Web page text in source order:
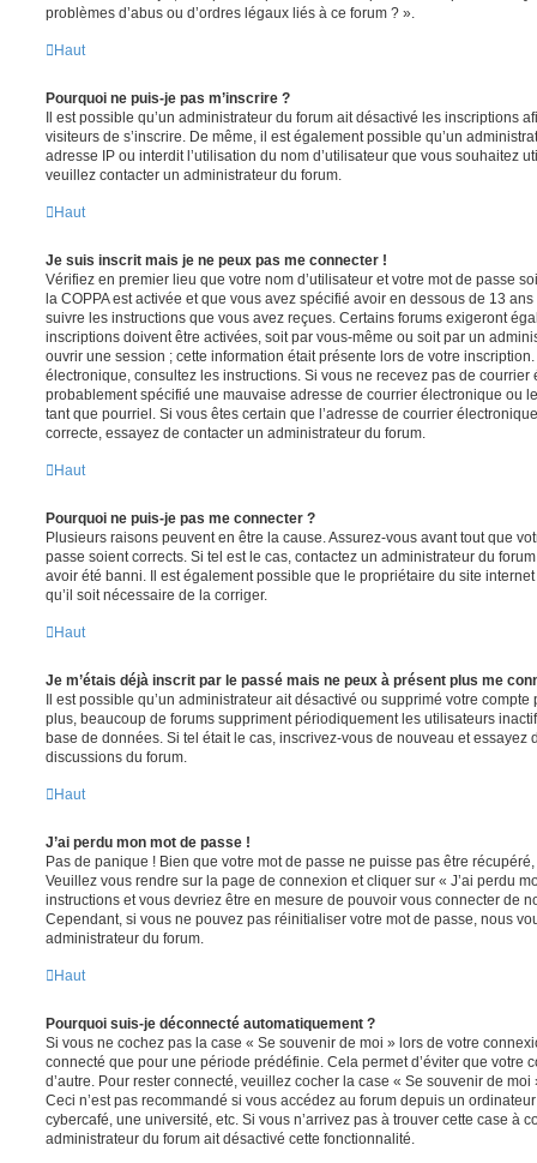
problèmes d’abus ou d’ordres légaux liés à ce forum ? ».
Haut
Pourquoi ne puis-je pas m’inscrire ?
Il est possible qu’un administrateur du forum ait désactivé les inscriptions
visiteurs de s’inscrire. De même, il est également possible qu’un
adresse IP ou interdit l’utilisation du nom d’utilisateur que vous souhaitez
veuillez contacter un administrateur du forum.
Haut
Je suis inscrit mais je ne peux pas me connecter !
Vérifiez en premier lieu que votre nom d’utilisateur et votre mot de passe
la COPPA est activée et que vous avez spécifié avoir en dessous de 13
suivre les instructions que vous avez reçues. Certains forums exigeront
inscriptions doivent être activées, soit par vous-même ou soit par un
ouvrir une session ; cette information était présente lors de votre
électronique, consultez les instructions. Si vous ne recevez pas de courrier
probablement spécifié une mauvaise adresse de courrier électronique ou
tant que pourriel. Si vous êtes certain que l’adresse de courrier
correcte, essayez de contacter un administrateur du forum.
Haut
Pourquoi ne puis-je pas me connecter ?
Plusieurs raisons peuvent en être la cause. Assurez-vous avant tout que
passe soient corrects. Si tel est le cas, contactez un administrateur du
avoir été banni. Il est également possible que le propriétaire du site
qu’il soit nécessaire de la corriger.
Haut
Je m’étais déjà inscrit par le passé mais ne peux à présent plus me
Il est possible qu’un administrateur ait désactivé ou supprimé votre
plus, beaucoup de forums suppriment périodiquement les utilisateurs
base de données. Si tel était le cas, inscrivez-vous de nouveau et essayez
discussions du forum.
Haut
J’ai perdu mon mot de passe !
Pas de panique ! Bien que votre mot de passe ne puisse pas être
Veuillez vous rendre sur la page de connexion et cliquer sur « J’ai perdu
instructions et vous devriez être en mesure de pouvoir vous connecter de
Cependant, si vous ne pouvez pas réinitialiser votre mot de passe, nous
administrateur du forum.
Haut
Pourquoi suis-je déconnecté automatiquement ?
Si vous ne cochez pas la case « Se souvenir de moi » lors de votre
connecté que pour une période prédéfinie. Cela permet d’éviter que votre
d’autre. Pour rester connecté, veuillez cocher la case « Se souvenir de
Ceci n’est pas recommandé si vous accédez au forum depuis un
cybercafé, une université, etc. Si vous n’arrivez pas à trouver cette case à
administrateur du forum ait désactivé cette fonctionnalité.